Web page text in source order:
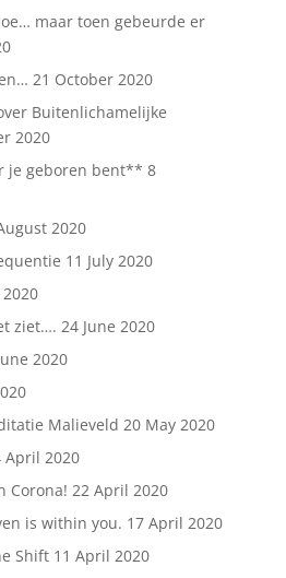
maar toen gebeurde er
21 October 2020
Buitenlichamelijke
2020
je geboren bent** 8
2020
11 July 2020
ziet…. 24 June 2020
2020
Malieveld 20 May 2020
April 2020
Corona! 22 April 2020
is within you. 17 April 2020
Shift 11 April 2020